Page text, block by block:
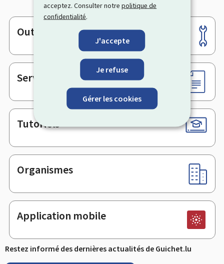
acceptez. Consulter notrepolitique de
confidentialité.
J'accepte
Je refuse
Gérer les cookies
Pied
de
page
Outils
Services en ligne & Formulaires
Tutoriels
Organismes
Application mobile
Restez informé des dernières actualités de Guichet.lu